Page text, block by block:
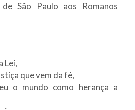
São Paulo aos Romanos
Lei,
que vem da fé,
o mundo como herança a